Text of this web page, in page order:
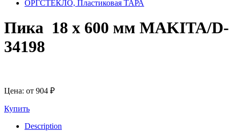
ОРГСТЕКЛО, Пластиковая ТАРА
Пика 18 х 600 мм MAKITA/D-
34198
Цена: от 904 ₽
Купить
Description